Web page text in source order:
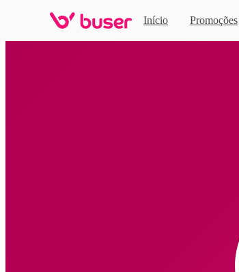
Início Promoções
Home